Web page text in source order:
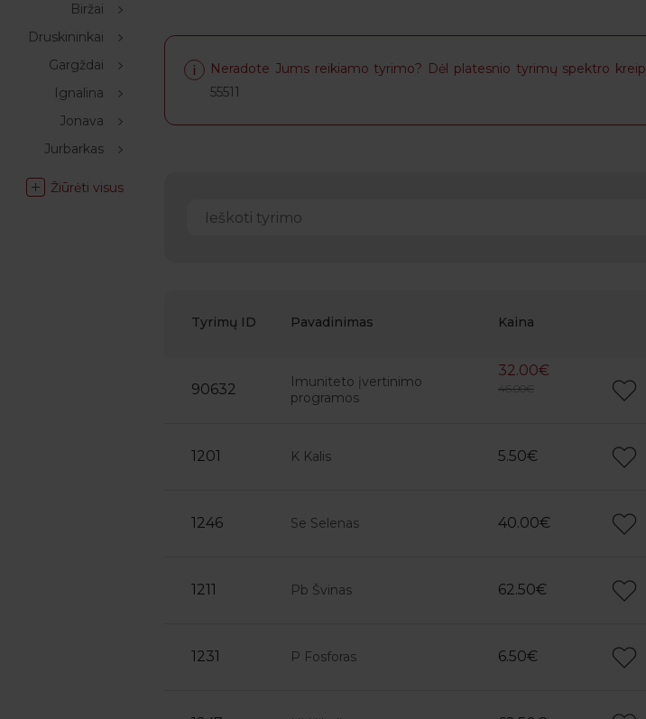
Biržai
Druskininkai
Gargždai
Ignalina
Jonava
Jurbarkas
Žiūrėti visus
Neradote Jums reikiamo tyrimo? Dėl platesnio tyrimų spektro
55511
Tyrimų ID Pavadinimas Kaina
90632
Imuniteto įvertinimo
programos
32.00€
46.00€
1201 K Kalis 5.50€
1246 Se Selenas 40.00€
1211 Pb Švinas 62.50€
1231 P Fosforas 6.50€